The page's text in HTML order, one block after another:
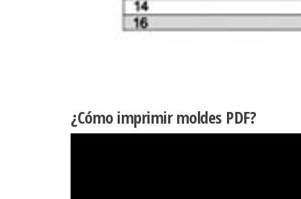
¿Cómo imprimir moldes PDF?